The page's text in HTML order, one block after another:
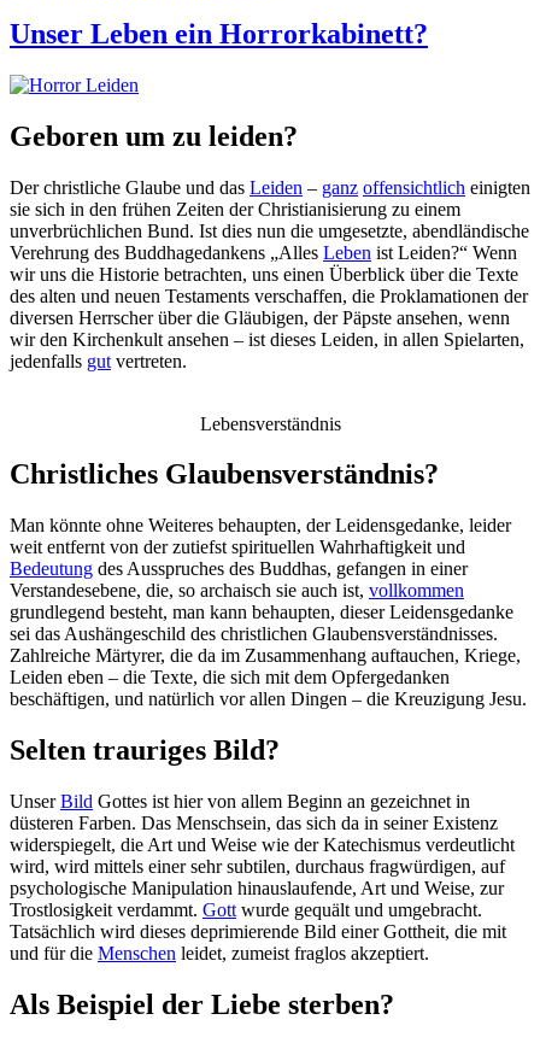
Unser Leben ein Horrorkabinett?
Geboren um zu leiden?
Der christliche Glaube und das Leiden – ganz offensichtlich einigten
sie sich in den frühen Zeiten der Christianisierung zu einem
unverbrüchlichen Bund. Ist dies nun die umgesetzte, abendländische
Verehrung des Buddhagedankens „Alles Leben ist Leiden?“ Wenn
wir uns die Historie betrachten, uns einen Überblick über die Texte
des alten und neuen Testaments verschaffen, die Proklamationen der
diversen Herrscher über die Gläubigen, der Päpste ansehen, wenn
wir den Kirchenkult ansehen – ist dieses Leiden, in allen Spielarten,
jedenfalls gut vertreten.
Lebensverständnis
Christliches Glaubensverständnis?
Man könnte ohne Weiteres behaupten, der Leidensgedanke, leider
weit entfernt von der zutiefst spirituellen Wahrhaftigkeit und
Bedeutung des Ausspruches des Buddhas, gefangen in einer
Verstandesebene, die, so archaisch sie auch ist, vollkommen
grundlegend besteht, man kann behaupten, dieser Leidensgedanke
sei das Aushängeschild des christlichen Glaubensverständnisses.
Zahlreiche Märtyrer, die da im Zusammenhang auftauchen, Kriege,
Leiden eben – die Texte, die sich mit dem Opfergedanken
beschäftigen, und natürlich vor allen Dingen – die Kreuzigung Jesu.
Selten trauriges Bild?
UnserBild Gottes ist hier von allem Beginn an gezeichnet in
düsteren Farben. Das Menschsein, das sich da in seiner Existenz
widerspiegelt, die Art und Weise wie der Katechismus verdeutlicht
wird, wird mittels einer sehr subtilen, durchaus fragwürdigen, auf
psychologische Manipulation hinauslaufende, Art und Weise, zur
Trostlosigkeit verdammt. Gott wurde gequält und umgebracht.
Tatsächlich wird dieses deprimierende Bild einer Gottheit, die mit
und für die Menschen leidet, zumeist fraglos akzeptiert.
Als Beispiel der Liebe sterben?